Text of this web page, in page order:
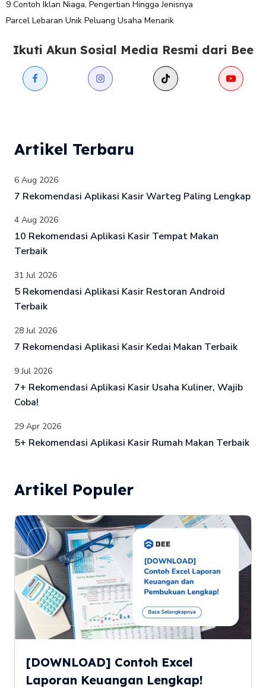
9 Contoh Iklan Niaga, Pengertian Hingga Jenisnya
Parcel Lebaran Unik Peluang Usaha Menarik
Ikuti Akun Sosial Media Resmi dari Bee
Artikel Terbaru
6 Aug 2026
7 Rekomendasi Aplikasi Kasir Warteg Paling Lengkap
4 Aug 2026
10 Rekomendasi Aplikasi Kasir Tempat Makan
Terbaik
31 Jul 2026
5 Rekomendasi Aplikasi Kasir Restoran Android
Terbaik
28 Jul 2026
7 Rekomendasi Aplikasi Kasir Kedai Makan Terbaik
9 Jul 2026
7+ Rekomendasi Aplikasi Kasir Usaha Kuliner, Wajib
Coba!
29 Apr 2026
5+ Rekomendasi Aplikasi Kasir Rumah Makan Terbaik
Artikel Populer
[DOWNLOAD] Contoh Excel
Laporan Keuangan Lengkap!